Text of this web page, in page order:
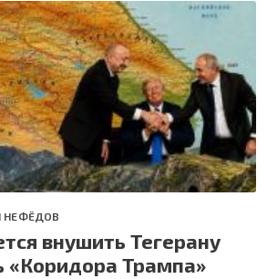
НЕФЁДОВ
внушить Тегерану
«Коридора Трампа»